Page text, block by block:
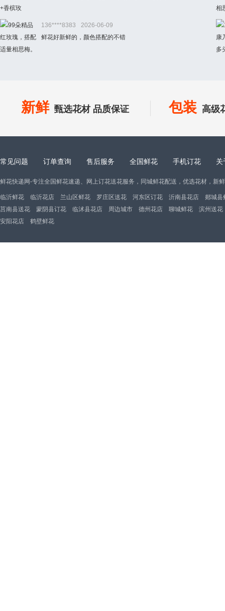
136****8383
2026-06-09
鲜花好新鲜的，颜色搭配的不错
新鲜 甄选花材 品质保证 包装 高级
常见问题 订单查询 售后服务 全国鲜花 手机订花 关
鲜花快递网-专注全国鲜花速递、网上订花送花服务，同城鲜花配送，优选花材，新
临沂鲜花 临沂花店 兰山区鲜花 罗庄区送花 河东区订花 沂南县花店
郯城县
莒南县送花
蒙阴县订花 临沭县花店 周边城市 德州花店 聊城鲜花
滨州送花
安阳花店
鹤壁鲜花